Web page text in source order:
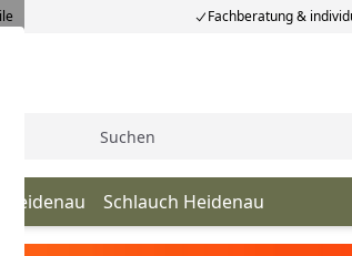
Fachberatung &
Schlauch Heidenau